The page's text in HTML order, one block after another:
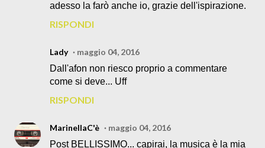
adesso la farò anche io, grazie dell'ispirazione.
RISPONDI
Lady
maggio 04, 2016
Dall'afon non riesco proprio a commentare
come si deve... Uff
RISPONDI
MarinellaC'è
maggio 04, 2016
Post BELLISSIMO... capirai, la musica è la mia